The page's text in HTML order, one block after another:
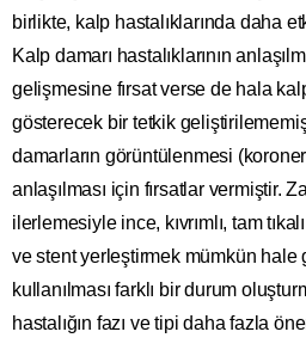
birlikte, kalp hastalıklarında daha
Kalp damarı hastalıklarının
gelişmesine fırsat verse de hala
gösterecek bir tetkik
damarların görüntülenmesi
anlaşılması için fırsatlar vermiştir.
ilerlemesiyle ince, kıvrımlı, tam
ve stent yerleştirmek mümkün hale
kullanılması farklı bir durum
hastalığın fazı ve tipi daha fazla